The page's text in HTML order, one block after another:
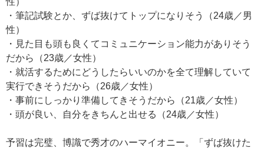
・筆記試験とか、ずば抜けてトップになりそう（24歳／男
性）
・見た目も頭も良くてコミュニケーション能力がありそう
だから（23歳／女性）
・就活するためにどうしたらいいのかを全て理解していて
実行できそうだから（26歳／女性）
・事前にしっかり準備してきそうだから（21歳／女性）
・頭が良い、自分をきちんと出せる（24歳／女性）
予習は完璧、博識で秀才のハーマイオニー。「ずば抜けた